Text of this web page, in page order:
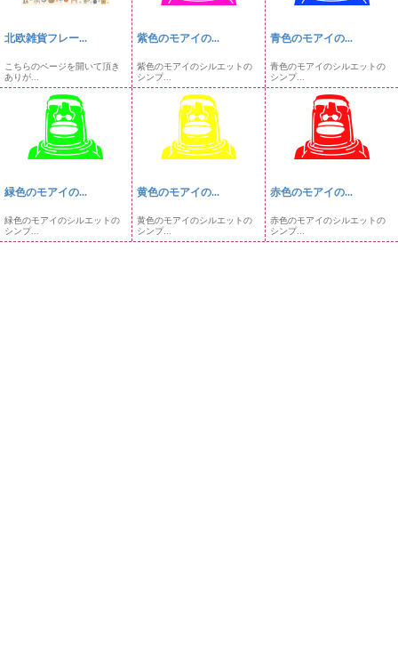
北欧雑貨フレー...
こちらのページを開いて頂き
ありが...
紫色のモアイの...
紫色のモアイのシルエットの
シンプ...
青色のモアイの...
青色のモアイのシルエットの
シンプ...
緑色のモアイの...
緑色のモアイのシルエットの
シンプ...
黄色のモアイの...
黄色のモアイのシルエットの
シンプ...
赤色のモアイの...
赤色のモアイのシルエットの
シンプ...